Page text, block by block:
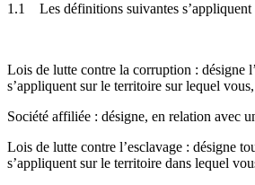
1.1
Les définitions suivantes
Lois de lutte contre la corruption : désigne
s’appliquent sur le territoire sur lequel
Société affiliée : désigne, en relation avec
Lois de lutte contre l’esclavage : désigne
s’appliquent sur le territoire dans lequel